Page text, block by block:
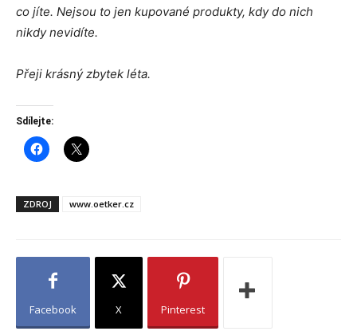
co jíte. Nejsou to jen kupované produkty, kdy do nich
nikdy nevidíte.
Přeji krásný zbytek léta.
Sdílejte:
ZDROJ www.oetker.cz
Facebook X Pinterest